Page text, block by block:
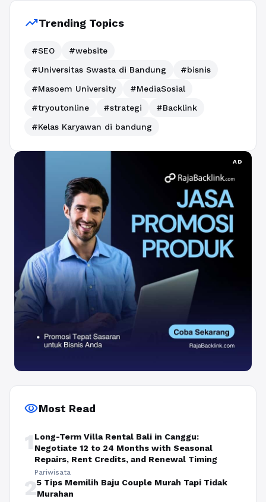
trending_upTrending Topics
#SEO
#website
#Universitas Swasta di Bandung
#bisnis
#Masoem University
#MediaSosial
#tryoutonline
#strategi
#Backlink
#Kelas Karyawan di bandung
AD
visibilityMost Read
1 Long-Term Villa Rental Bali in Canggu:
Negotiate 12 to 24 Months with Seasonal
Repairs, Rent Credits, and Renewal Timing
Pariwisata
25 Tips Memilih Baju Couple Murah Tapi Tidak
Murahan